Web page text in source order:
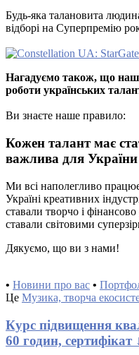
Будь-яка талановита
відборі на Суперпремію
Нагадуємо також, що
роботи українських
Ви знаєте наше правило:
Кожен талант має
важлива для України
Ми всі наполегливо
Україні креативних
ставали творчо і
ставали світовими
Дякуємо, що ви з нами!
• Новини про вас •
Це Музика, творча
Курс підвищення
60 годин, сертифікат